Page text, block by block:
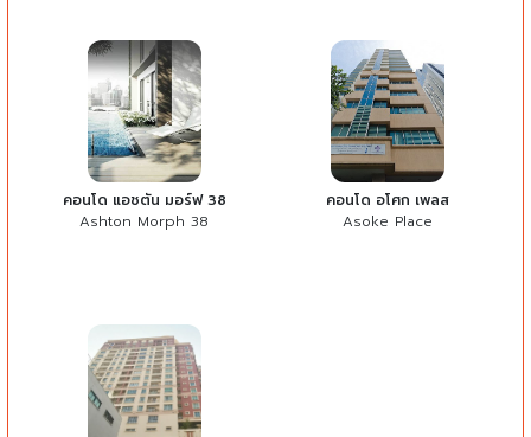
คอนโด แอชตัน มอร์ฟ 38
Ashton Morph 38
คอนโด อโศก เพลส
Asoke Place